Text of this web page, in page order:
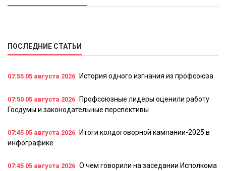
ПОСЛЕДНИЕ СТАТЬИ
07:55 05 августа 2026 История одного изгнания из профсоюза
07:50 05 августа 2026 Профсоюзные лидеры оценили работу
Госдумы и законодательные перспективы
07:45 05 августа 2026 Итоги колдоговорной кампании-2025 в
инфографике
07:45 05 августа 2026 О чем говорили на заседании Исполкома